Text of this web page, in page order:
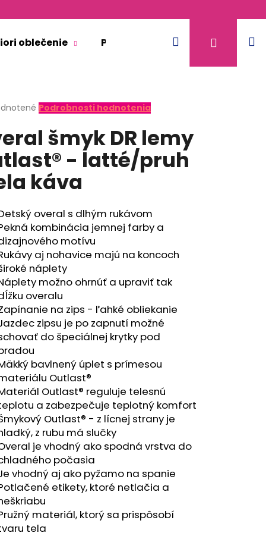
oblečenie Pre dospelých Doplnkový
Hľadať
Podrobnosti hodnotenia
šmyk DR lemy
- latté/pruh
káva
overal s dlhým rukávom
kombinácia jemnej farby a
motívu
aj nohavice majú na koncoch
náplety
možno ohrnúť a upraviť tak
overalu
na zips - ľahké obliekanie
zipsu je po zapnutí možné
do špeciálnej krytky pod
bavlnený úplet s prímesou
Outlast®
Outlast® reguluje telesnú
a zabezpečuje teplotný komfort
Outlast® - z lícnej strany je
z rubu má slučky
je vhodný ako spodná vrstva do
počasia
vhodný aj ako pyžamo na spanie
etikety, ktoré netlačia a
materiál, ktorý sa prispôsobí
tela
TENKÉ VÝSTRIH U
MELÍR